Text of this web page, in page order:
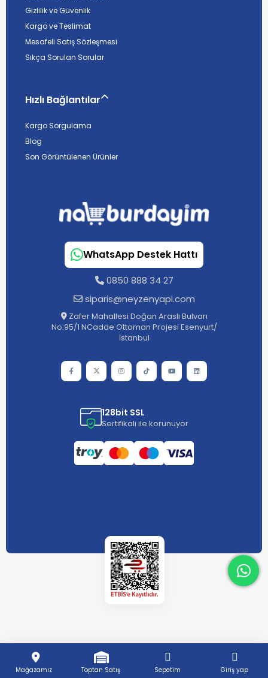
Mağazamız Toptan Satış Sepetim Giriş yap
Gizlilik ve Güvenlik
Kargo ve Teslimat
Mesafeli Satış Sözleşmesi
Sıkça Sorulan Sorular
Hızlı Bağlantılar
Kargo Sorgulama
Blog
Son Görüntülenen Ürünler
WhatsApp Destek Hattı
0850 888 34 27
siparis@neyzenyapi.com
Zafer Mahallesi Doğan Araslı Bulvarı
No:95/1 NCadde Ottoman Projesi Esenyurt/
İstanbul
128bit SSL
Sertifikalı ile korunuyor